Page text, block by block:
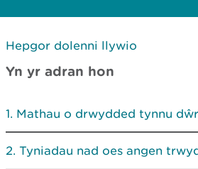
Hepgor dolenni llywio
Yn yr adran hon
Mathau o drwydded tynnu dŵr
Tyniadau nad oes angen